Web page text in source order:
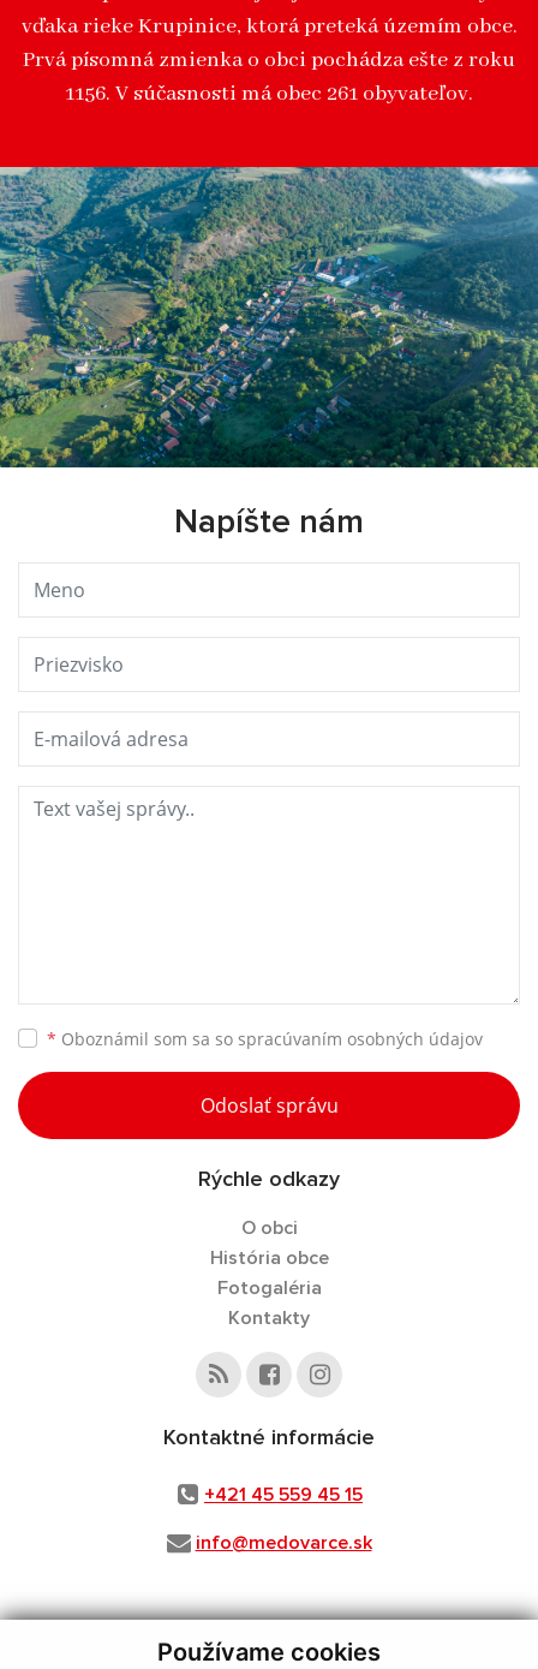
Používame cookies
vďaka rieke Krupinice, ktorá preteká územím obce.
Prvá písomná zmienka o obci pochádza ešte z roku
1156. V súčasnosti má obec 261 obyvateľov.
Napíšte nám
* Oboznámil som sa so spracúvaním osobných údajov
Odoslať správu
Rýchle odkazy
O obci
História obce
Fotogaléria
Kontakty
Kontaktné informácie
+421 45 559 45 15
info@medovarce.sk
využite možnosť získavania aktuálnych informácií s využitím RSS